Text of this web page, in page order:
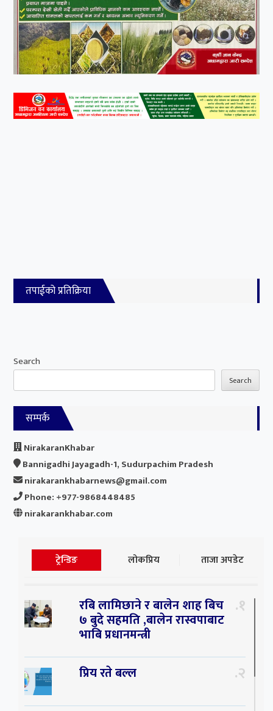
तपाईको प्रतिक्रिया
Search
Search
सम्पर्क
NirakaranKhabar
Bannigadhi Jayagadh-1, Sudurpachim Pradesh
nirakarankhabarnews@gmail.com
Phone: +977-9868448485
nirakarankhabar.com
ट्रेन्डिङ लोकप्रिय ताजा अपडेट
रबि लामिछाने र बालेन शाह बिच
७ बुदे सहमति ,बालेन रास्वपाबाट
भाबि प्रधानमन्त्री
१
प्रिय रते बल्ल २